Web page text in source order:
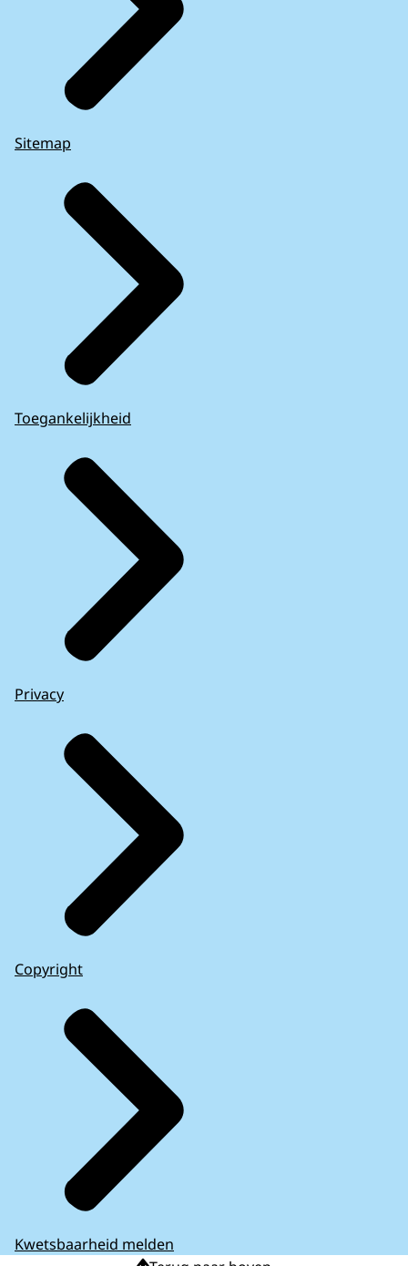
Sitemap
Toegankelijkheid
Privacy
Copyright
Kwetsbaarheid melden